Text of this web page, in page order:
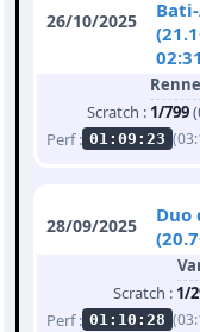
26/10/2025
Scratch : 1/799
Perf : 01:09:23
28/09/2025
Duo
Scratch : 1/
Perf : 01:10:28